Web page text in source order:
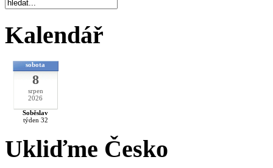
Kalendář
sobota
8
srpen
2026
Soběslav
týden 32
Ukliďme Česko